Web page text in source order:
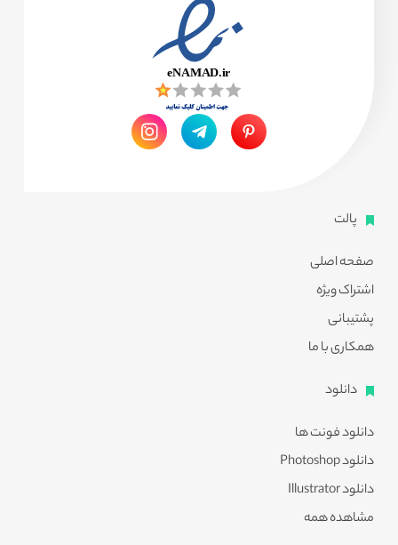
پالت
صفحه اصلی
اشتراک ویژه
پشتیبانی
همکاری با ما
دانلود
دانلود فونت ها
دانلود Photoshop
دانلود Illustrator
مشاهده همه